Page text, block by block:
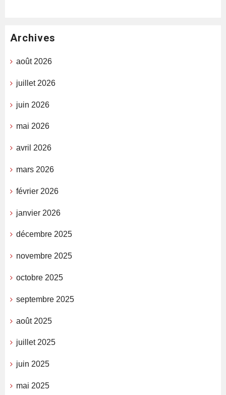
Archives
août 2026
juillet 2026
juin 2026
mai 2026
avril 2026
mars 2026
février 2026
janvier 2026
décembre 2025
novembre 2025
octobre 2025
septembre 2025
août 2025
juillet 2025
juin 2025
mai 2025